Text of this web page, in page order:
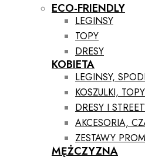
ECO-FRIENDLY
LEGINSY
TOPY
DRESY
KOBIETA
LEGINSY,
KOSZULKI,
DRESY I
AKCESORIA,
ZESTAWY
MĘŻCZYZNA